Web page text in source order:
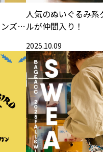
ズ）
人気のぬいぐるみ
ルが仲間入り！
2025.10.09